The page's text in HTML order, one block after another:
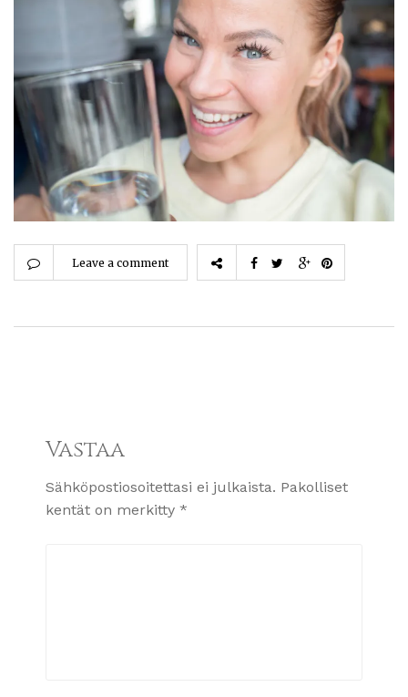
Leave a comment
Vastaa
Sähköpostiosoitettasi ei julkaista. Pakolliset
kentät on merkitty *